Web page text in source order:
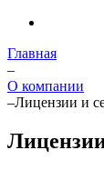
Главная
–
О компании
–Лицензии и